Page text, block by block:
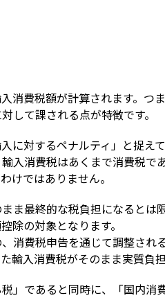
費税額が計算されます。つ
して課される点が特徴です。
に対するペナルティ」と捉え
入消費税はあくまで消費税で
けではありません。
ま最終的な税負担になるとは
除の対象となります。
消費税申告を通じて調整され
入消費税がそのまま実質負担
」であると同時に、「国内消